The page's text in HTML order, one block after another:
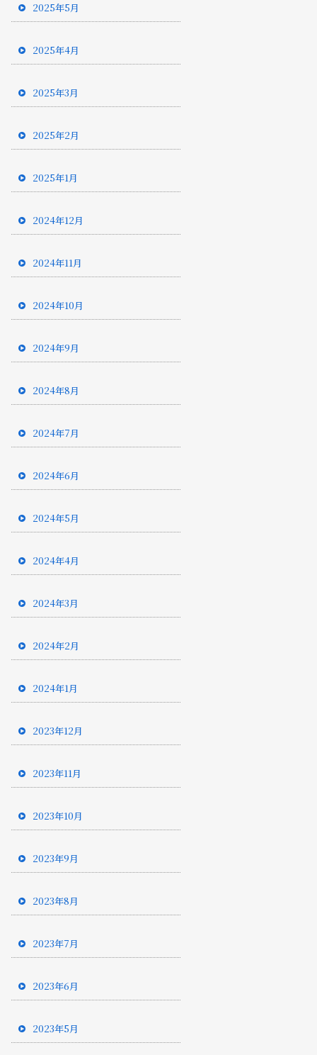
2025年5月
2025年4月
2025年3月
2025年2月
2025年1月
2024年12月
2024年11月
2024年10月
2024年9月
2024年8月
2024年7月
2024年6月
2024年5月
2024年4月
2024年3月
2024年2月
2024年1月
2023年12月
2023年11月
2023年10月
2023年9月
2023年8月
2023年7月
2023年6月
2023年5月